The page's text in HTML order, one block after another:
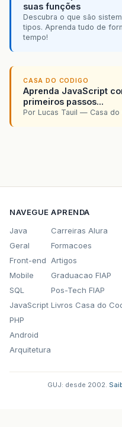
suas funções
Descubra o que são
tipos. Aprenda tudo de
tempo!
CASA DO CODIGO
Aprenda JavaScript
primeiros passos...
Por Lucas Tauil — Casa do
NAVEGUE
Java
Geral
Front-end
Mobile
SQL
JavaScript
PHP
Android
Arquitetura
APRENDA
Carreiras Alura
Formacoes
Artigos
Graduacao FIAP
Pos-Tech FIAP
Livros Casa do
GUJ: desde 2002.